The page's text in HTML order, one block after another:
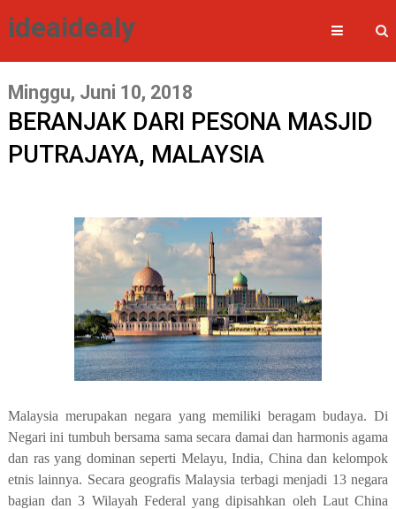
ideaidealy
Minggu, Juni 10, 2018
BERANJAK DARI PESONA MASJID
PUTRAJAYA, MALAYSIA
Malaysia merupakan negara yang memiliki beragam budaya. Di
Negari ini tumbuh bersama sama secara damai dan harmonis agama
dan ras yang dominan seperti Melayu, India, China dan kelompok
etnis lainnya. Secara geografis Malaysia terbagi menjadi 13 negara
bagian dan 3 Wilayah Federal yang dipisahkan oleh Laut China